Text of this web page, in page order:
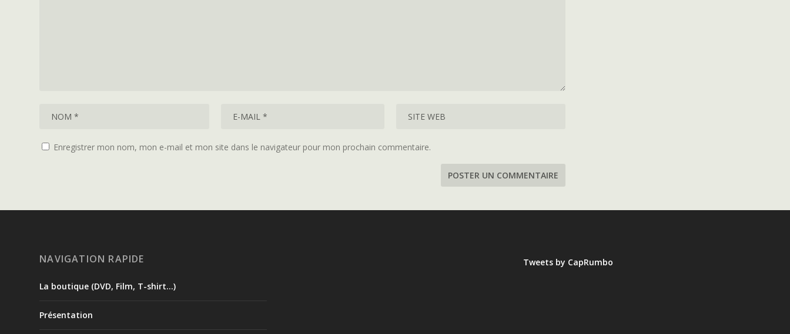
Enregistrer mon nom, mon e-mail et mon site dans le navigateur pour mon prochain commentaire.
NAVIGATION RAPIDE
La boutique (DVD, Film, T-shirt…)
Présentation
Tweets by CapRumbo